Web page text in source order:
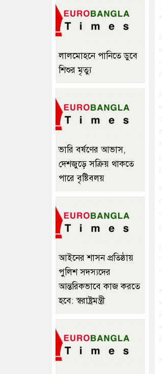
লালমোহনে পানিতে ডুবে
শিশুর মৃত্যু
ভারি বর্ষণের আভাস,
দেশজুড়ে সক্রিয় থাকতে
পারে বৃষ্টিবলয়
আইনের শাসন প্রতিষ্ঠায়
পুলিশ সদস্যদের
আন্তরিকভাবে কাজ করতে
হবে: স্বরাষ্ট্রমন্ত্রী